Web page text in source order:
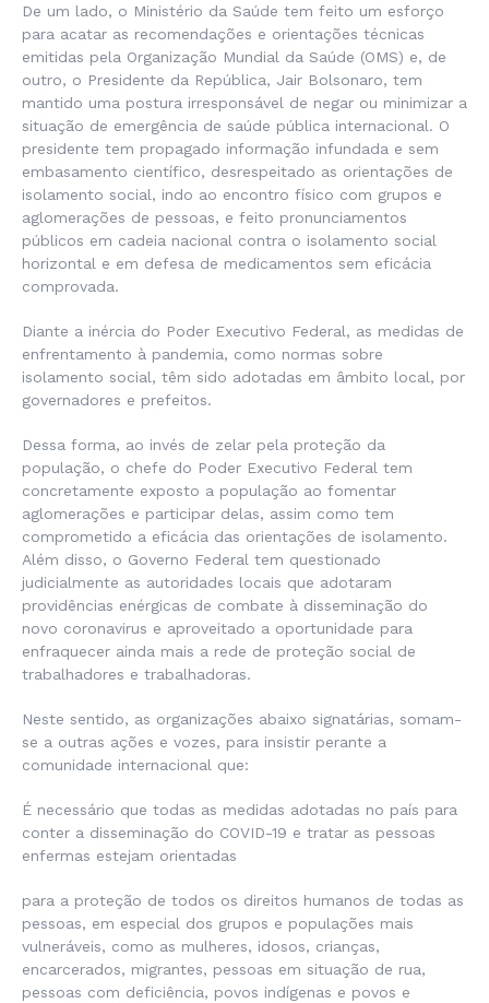
De um lado, o Ministério da Saúde tem feito um esforço
para acatar as recomendações e orientações técnicas
emitidas pela Organização Mundial da Saúde (OMS) e, de
outro, o Presidente da República, Jair Bolsonaro, tem
mantido uma postura irresponsável de negar ou minimizar a
situação de emergência de saúde pública internacional. O
presidente tem propagado informação infundada e sem
embasamento científico, desrespeitado as orientações de
isolamento social, indo ao encontro físico com grupos e
aglomerações de pessoas, e feito pronunciamentos
públicos em cadeia nacional contra o isolamento social
horizontal e em defesa de medicamentos sem eficácia
comprovada.
Diante a inércia do Poder Executivo Federal, as medidas de
enfrentamento à pandemia, como normas sobre
isolamento social, têm sido adotadas em âmbito local, por
governadores e prefeitos.
Dessa forma, ao invés de zelar pela proteção da
população, o chefe do Poder Executivo Federal tem
concretamente exposto a população ao fomentar
aglomerações e participar delas, assim como tem
comprometido a eficácia das orientações de isolamento.
Além disso, o Governo Federal tem questionado
judicialmente as autoridades locais que adotaram
providências enérgicas de combate à disseminação do
novo coronavirus e aproveitado a oportunidade para
enfraquecer ainda mais a rede de proteção social de
trabalhadores e trabalhadoras.
Neste sentido, as organizações abaixo signatárias, somam-
se a outras ações e vozes, para insistir perante a
comunidade internacional que:
É necessário que todas as medidas adotadas no país para
conter a disseminação do COVID-19 e tratar as pessoas
enfermas estejam orientadas
para a proteção de todos os direitos humanos de todas as
pessoas, em especial dos grupos e populações mais
vulneráveis, como as mulheres, idosos, crianças,
encarcerados, migrantes, pessoas em situação de rua,
pessoas com deficiência, povos indígenas e povos e